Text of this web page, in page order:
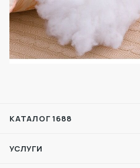
КАТАЛОГ 1688
УСЛУГИ